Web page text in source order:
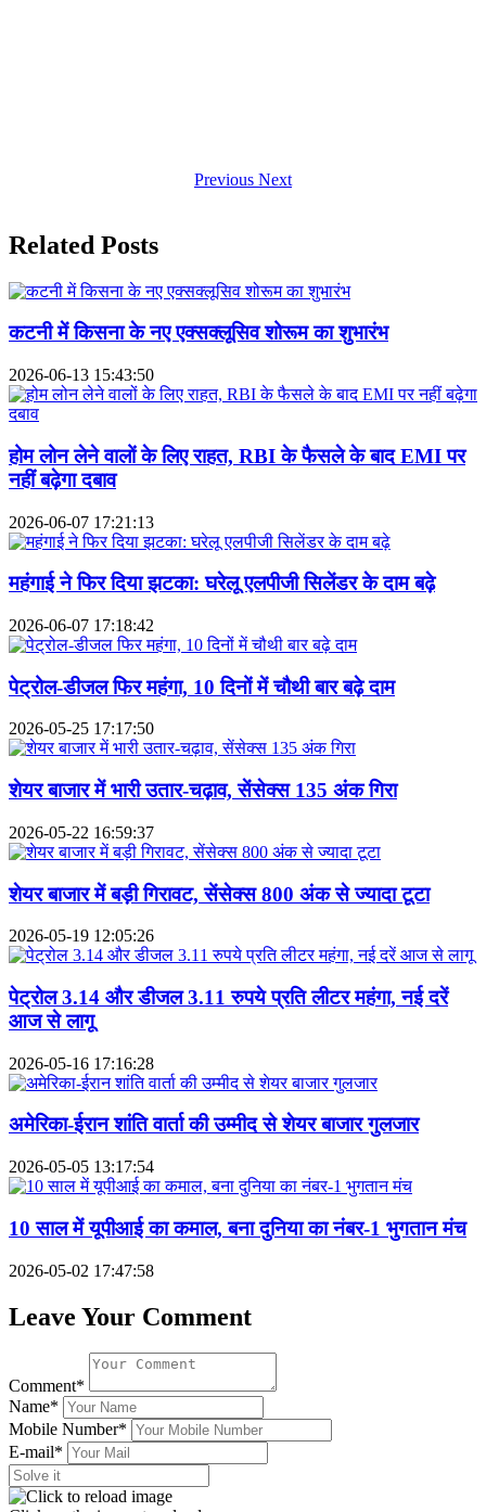
Previous Next
Related Posts
कटनी में किसना के नए एक्सक्लूसिव शोरूम का शुभारंभ
2026-06-13 15:43:50
होम लोन लेने वालों के लिए राहत, RBI के फैसले के बाद EMI पर
नहीं बढ़ेगा दबाव
2026-06-07 17:21:13
महंगाई ने फिर दिया झटका: घरेलू एलपीजी सिलेंडर के दाम बढ़े
2026-06-07 17:18:42
पेट्रोल-डीजल फिर महंगा, 10 दिनों में चौथी बार बढ़े दाम
2026-05-25 17:17:50
शेयर बाजार में भारी उतार-चढ़ाव, सेंसेक्स 135 अंक गिरा
2026-05-22 16:59:37
शेयर बाजार में बड़ी गिरावट, सेंसेक्स 800 अंक से ज्यादा टूटा
2026-05-19 12:05:26
पेट्रोल 3.14 और डीजल 3.11 रुपये प्रति लीटर महंगा, नई दरें
आज से लागू
2026-05-16 17:16:28
अमेरिका-ईरान शांति वार्ता की उम्मीद से शेयर बाजार गुलजार
2026-05-05 13:17:54
10 साल में यूपीआई का कमाल, बना दुनिया का नंबर-1 भुगतान मंच
2026-05-02 17:47:58
Leave Your Comment
Comment*
Name*
Mobile Number*
E-mail*